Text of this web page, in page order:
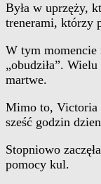
Była w uprzęży,
trenerami, którzy
W tym momencie
„obudziła”.
martwe.
Mimo to, Victoria
sześć godzin
Stopniowo
pomocy kul.